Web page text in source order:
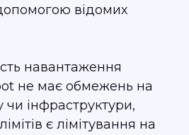
відомих
навантаження
не має обмежень на
чи інфраструктури,
є лімітування на